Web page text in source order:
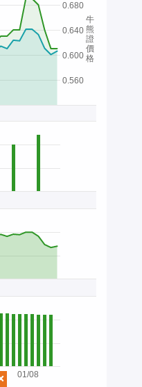
01/08
0.600
0.560
0.640
0.680
牛
熊
證
價
格